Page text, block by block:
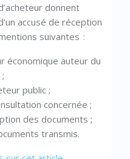
donnent
accusé de réception
suivantes :
économique auteur du
public ;
concernée ;
des documents ;
transmis.